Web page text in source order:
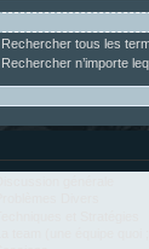
Rechercher tous les
Rechercher n’importe